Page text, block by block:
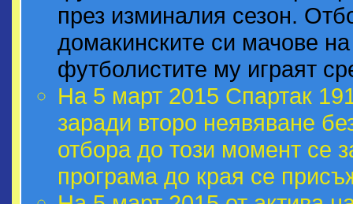
през изминалия сезон.
домакинските си мачове
футболистите му играят
На 5 март 2015 Спартак
заради второ неявяване
отбора до този момент се
програма до края се